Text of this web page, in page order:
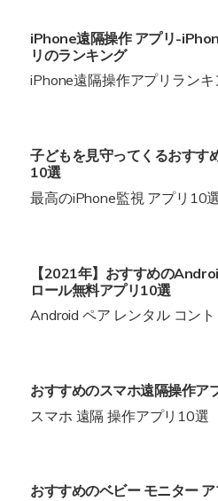
iPhone遠隔操作 アプリ-
リのランキング
iPhone遠隔操作アプリランキ
子どもを見守ってくるおすす
10選
最高のiPhone監視 アプリ10
【2021年】おすすめの
ロール無料アプリ10選
Android ペア レンタル コン
おすすめのスマホ遠隔操作ア
スマホ 遠隔 操作アプリ10選
おすすめのベビー モニター